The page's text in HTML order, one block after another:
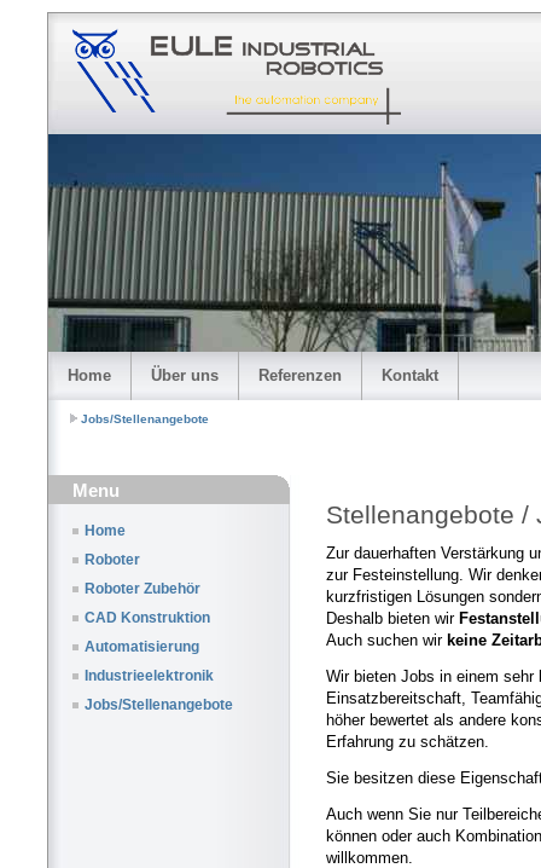
Home Über uns Referenzen Kontakt
Jobs/Stellenangebote
Menu
Home
Roboter
Roboter Zubehör
CAD Konstruktion
Automatisierung
Industrieelektronik
Jobs/Stellenangebote
Stellenangebote /
Zur dauerhaften Verstärkung
zur Festeinstellung. Wir
kurzfristigen Lösungen
Deshalb bieten wir
Auch suchen wir keine
Wir bieten Jobs in einem sehr
Einsatzbereitschaft,
höher bewertet als andere
Erfahrung zu schätzen.
Sie besitzen diese
Auch wenn Sie nur
können oder auch
willkommen.